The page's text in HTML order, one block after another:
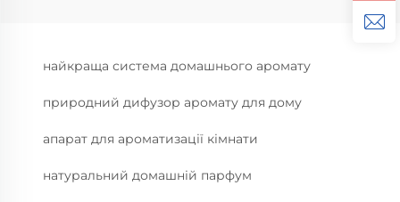
найкраща система домашнього аромату
природний дифузор аромату для дому
апарат для ароматизації кімнати
натуральний домашній парфум